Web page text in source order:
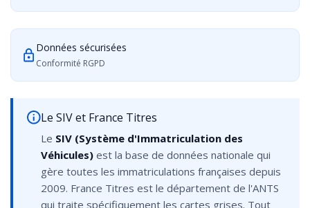
Données sécurisées
Conformité RGPD
Le SIV et France Titres
Le SIV (Système d'Immatriculation des
Véhicules) est la base de données nationale qui
gère toutes les immatriculations françaises depuis
2009. France Titres est le département de l'ANTS
qui traite spécifiquement les cartes grises. Tout